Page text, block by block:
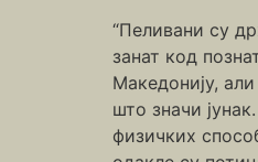
“Пеливани су
занат код
Македонију,
што значи
физичких